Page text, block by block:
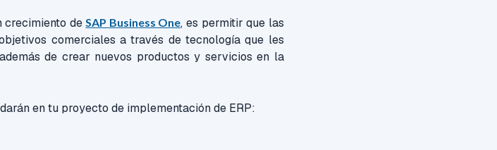
crecimiento deSAP Business One, es permitir que las
comerciales a través de tecnología que les
de crear nuevos productos y servicios en la
en tu proyecto de implementación de ERP: